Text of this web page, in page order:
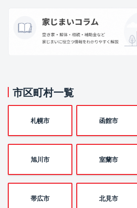
市区町村一覧
札幌市 函館市
旭川市 室蘭市
帯広市 北見市